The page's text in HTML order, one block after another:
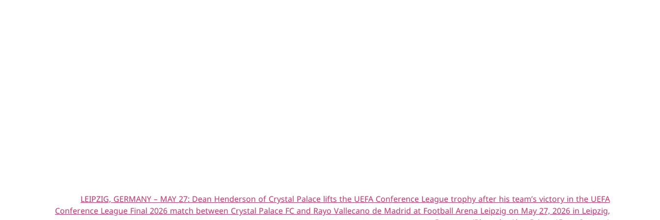
LEIPZIG, GERMANY – MAY 27: Dean Henderson of Crystal Palace lifts the UEFA Conference League trophy after his team’s victory in the UEFA
Conference League Final 2026 match between Crystal Palace FC and Rayo Vallecano de Madrid at Football Arena Leipzig on May 27, 2026 in Leipzig,